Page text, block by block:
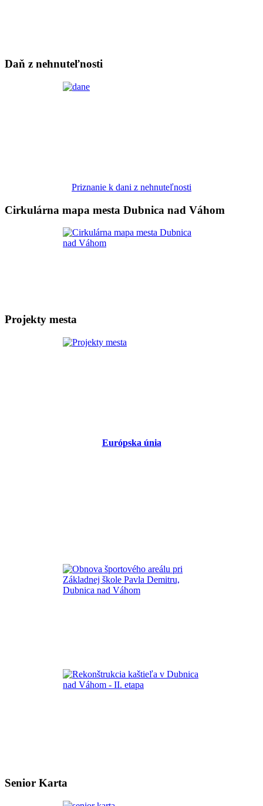
Daň z nehnuteľnosti
Priznanie k dani z nehnuteľnosti
Cirkulárna mapa mesta Dubnica nad Váhom
Projekty mesta
Európska únia
Senior Karta